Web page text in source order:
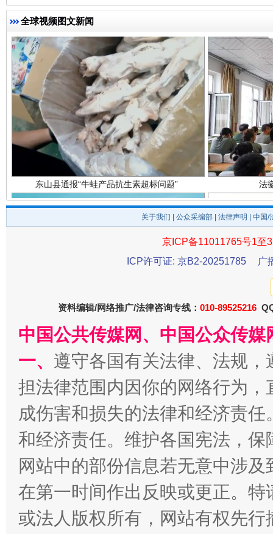
全球视频图文新闻
东山县通报“牛蛙产品抗生素超标问题” 法
关于我们 公众采编部 法律声明 | 中国
京ICP备11011765号1至
ICP许可证: 京B2-20251785
广
资料编辑/网络推广/法律咨询专线： 010-89525216
中国公共传媒网、中国公众传
一、 遵守各国有关法律、法规
担法律范围内因你的网络行为
成伤害和损失的法律和经济责
和经济责任。维护各国宪法，
网站中的部份信息若无意中涉
在第一时间作出反映或更正。
或法人版权所有，网站有权先